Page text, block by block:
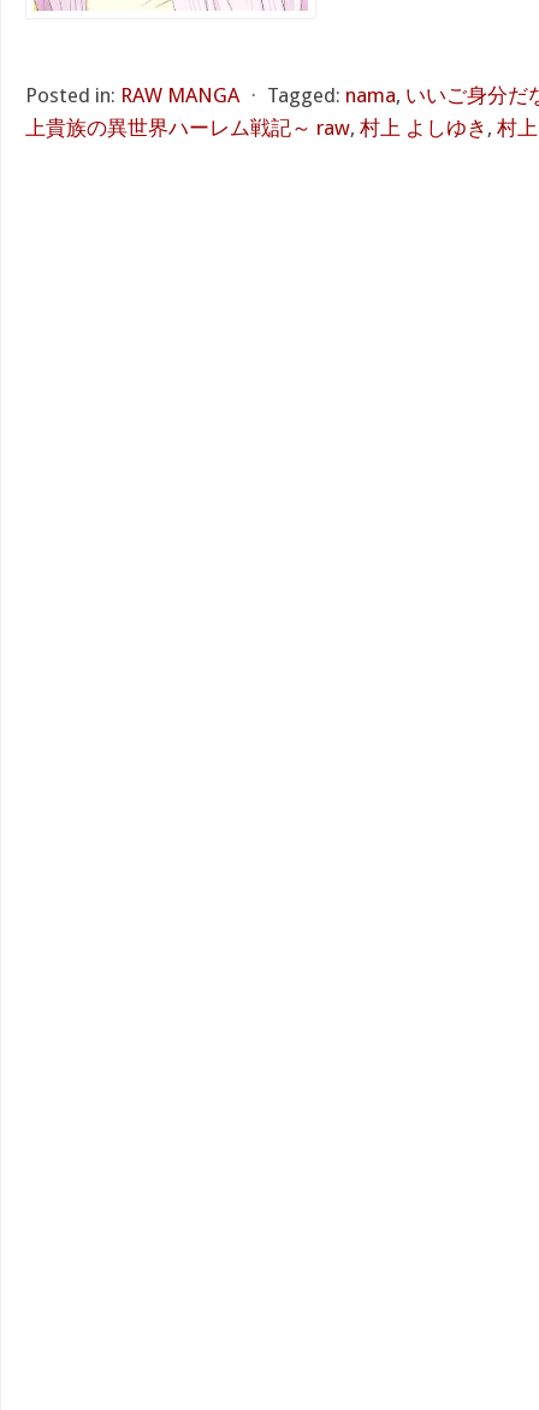
Posted in: RAW MANGA ⋅ Tagged: nama, いいご身分だ
上貴族の異世界ハーレム戦記～ raw, 村上 よしゆき , 村